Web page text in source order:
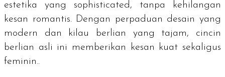
estetika yang sophisticated , tanpa kehilangan
kesan romantis. Dengan perpaduan desain yang
modern dan kilau berlian yang tajam, cincin
berlian asli ini memberikan kesan kuat sekaligus
feminin..